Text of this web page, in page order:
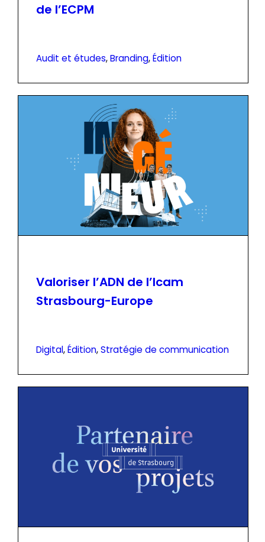
de l’ECPM
Audit et études, Branding, Édition
Valoriser l’ADN de l’Icam
Strasbourg-Europe
Digital, Édition, Stratégie de communication